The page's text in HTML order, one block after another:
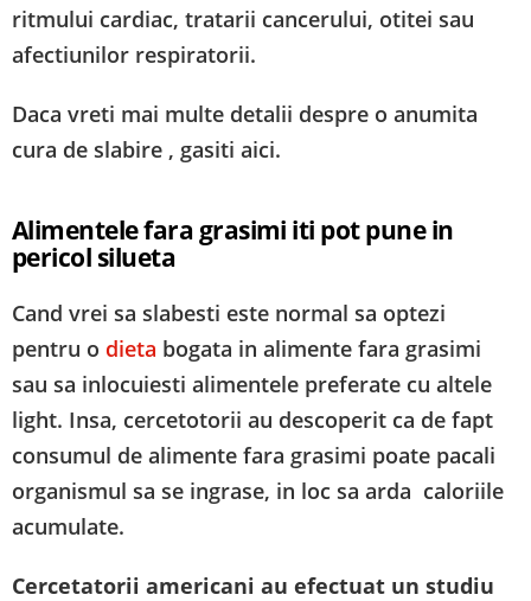
ritmului cardiac, tratarii cancerului, otitei sau
afectiunilor respiratorii.
Daca vreti mai multe detalii despre o anumita
cura de slabire , gasiti aici.
Alimentele fara grasimi iti pot pune in
pericol silueta
Cand vrei sa slabesti este normal sa optezi
pentru o dieta bogata in alimente fara grasimi
sau sa inlocuiesti alimentele preferate cu altele
light. Insa, cercetotorii au descoperit ca de fapt
consumul de alimente fara grasimi poate pacali
organismul sa se ingrase, in loc sa arda caloriile
acumulate.
Cercetatorii americani au efectuat un studiu